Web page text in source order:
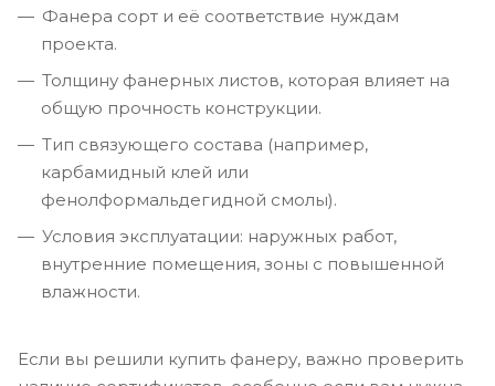
Фанера сорт и её соответствие нуждам
проекта.
Толщину фанерных листов, которая влияет на
общую прочность конструкции.
Тип связующего состава (например,
карбамидный клей или
фенолформальдегидной смолы).
Условия эксплуатации: наружных работ,
внутренние помещения, зоны с повышенной
влажности.
Если вы решили купить фанеру, важно проверить